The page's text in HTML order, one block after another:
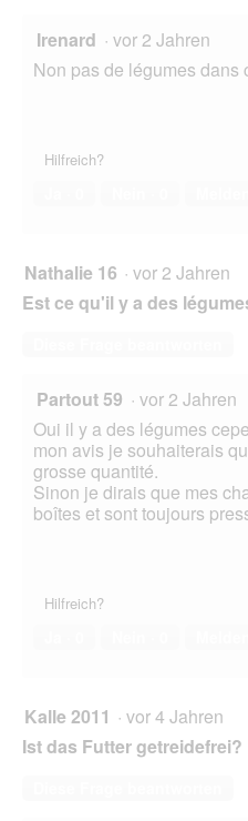
Irenard · vor 2 Jahren
Non pas de légumes dans
Hilfreich?
Nathalie 16 · vor 2 Jahren
Est ce qu'il y a des
Partout 59 · vor 2 Jahren
Oui il y a des légumes
mon avis je souhaiterais
grosse quantité.
Sinon je dirais que mes
boîtes et sont toujours
Hilfreich?
Kalle 2011 · vor 4 Jahren
Ist das Futter getreidefrei?